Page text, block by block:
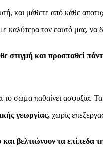
και μάθετε από κάθε
καλύτερα τον εαυτό μας,
στιγμή και προσπαθεί
σώμα παθαίνει ασφυξία.
γεωργίας, χωρίς
βελτιώνουν τα επίπεδα